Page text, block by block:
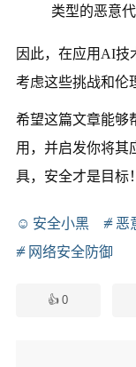
类型的恶意
因此，在应用AI技
考虑这些挑战和伦
希望这篇文章能够
用，并启发你将其
具，安全才是目标
安全小黑 恶
网络安全防御
0